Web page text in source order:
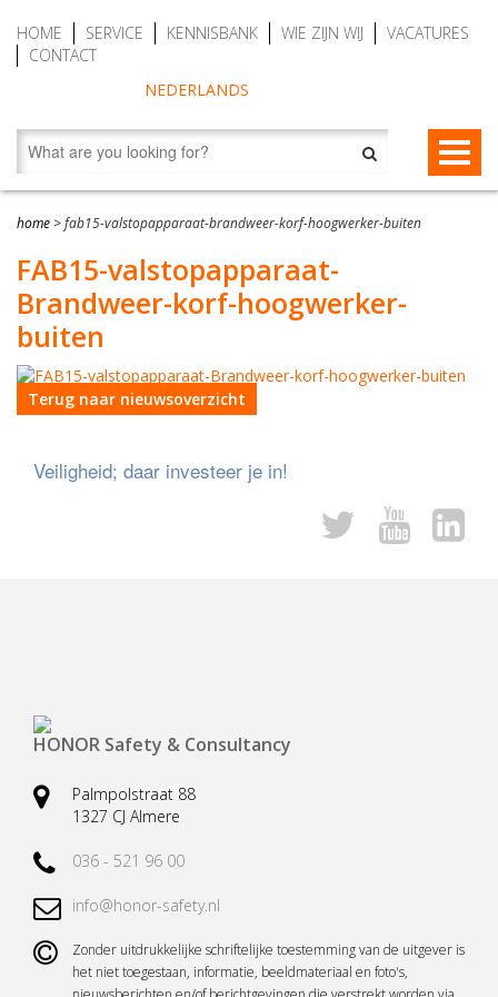
HOME SERVICE KENNISBANK WIE ZIJN WIJ
VACATURES
CONTACT
NEDERLANDS
VALBEVEILIGING
Valstopapparaten
Personenlieren (MRW)
Auto Belay (veilig klimmen)
Tijdelijke valbeveiliging
Vanglijnen
REDDING EN EVACUATIE
Redding- en evacuatietoestellen
RescueSlide en HangLadder
Ankerpunten (verplaatsbaar)
Waterreddingen en duik reddingen
BESCHERMENDE KLEDING
Gaspakken Tesimax
Chemicaliënkleding
AUTO BELAY – KLIMWANDTOESTELLEN
CWD9 Auto Belay, max. 9 meter
CWD20 SPEED Auto Belay, max. 20 meter
home >fab15-valstopapparaat-brandweer-korf-hoogwerker-buiten
FAB15-valstopapparaat-
Brandweer-korf-hoogwerker-
buiten
Terug naar nieuwsoverzicht
Veiligheid; daar investeer je in!
HONOR Safety & Consultancy
Palmpolstraat 88
1327 CJ Almere
036 - 521 96 00
info@honor-safety.nl
Zonder uitdrukkelijke schriftelijke toestemming van de uitgever is
het niet toegestaan, informatie, beeldmateriaal en foto's,